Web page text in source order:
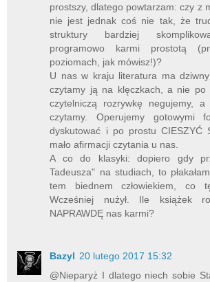
prostszy, dlatego powtarzam: czy z
nie jest jednak coś nie tak, że
struktury bardziej
programowo karmi prostotą
poziomach, jak mówisz!)?
U nas w kraju literatura ma
czytamy ją na klęczkach, a nie po
czytelniczą rozrywkę negujemy,
czytamy. Operujemy gotowymi
dyskutować i po prostu CIESZYĆ
mało afirmacji czytania u nas.
A co do klasyki: dopiero gdy
Tadeusza" na studiach, to
tem biednem człowiekiem, co
Wcześniej nużył. Ile książek
NAPRAWDĘ nas karmi?
Bazyl 20 lutego 2017 15:32
@Nieparyż I dlatego niech sobie